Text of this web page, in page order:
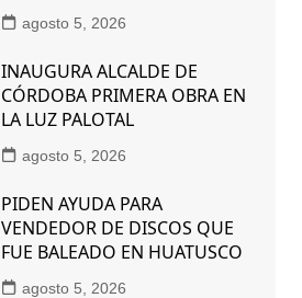
agosto 5, 2026
INAUGURA ALCALDE DE
CÓRDOBA PRIMERA OBRA EN
LA LUZ PALOTAL
agosto 5, 2026
PIDEN AYUDA PARA
VENDEDOR DE DISCOS QUE
FUE BALEADO EN HUATUSCO
agosto 5, 2026